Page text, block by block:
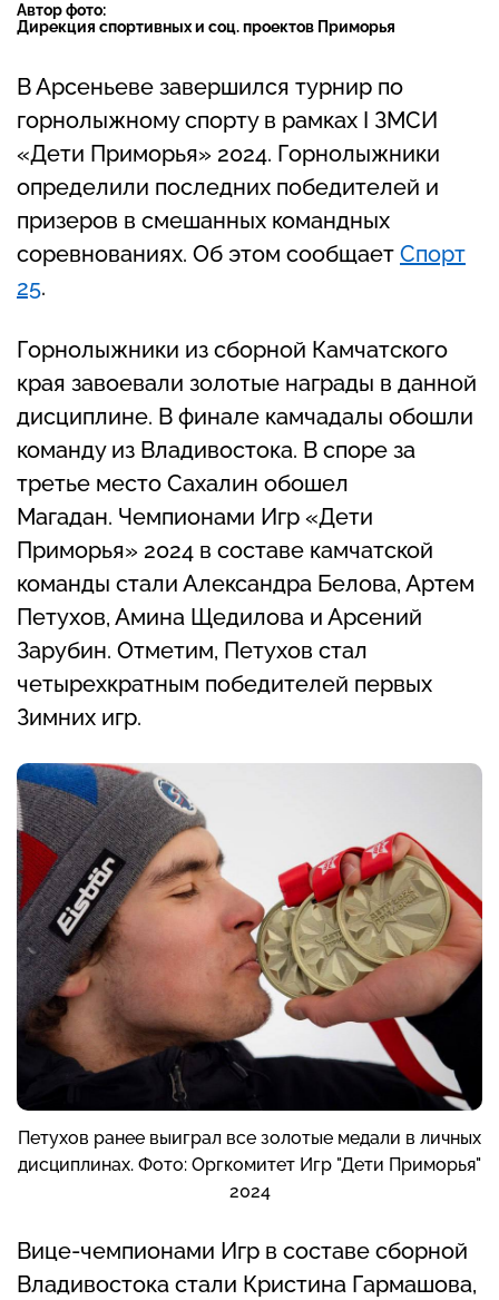
Автор фото:
Дирекция спортивных и соц. проектов Приморья
В Арсеньеве завершился турнир по
горнолыжному спорту в рамках I ЗМСИ
«Дети Приморья» 2024. Горнолыжники
определили последних победителей и
призеров в смешанных командных
соревнованиях. Об этом сообщает Спорт
25.
Горнолыжники из сборной Камчатского
края завоевали золотые награды в данной
дисциплине. В финале камчадалы обошли
команду из Владивостока. В споре за
третье место Сахалин обошел
Магадан. Чемпионами Игр «Дети
Приморья» 2024 в составе камчатской
команды стали Александра Белова, Артем
Петухов, Амина Щедилова и Арсений
Зарубин. Отметим, Петухов стал
четырехкратным победителей первых
Зимних игр.
Петухов ранее выиграл все золотые медали в личных
дисциплинах. Фото: Оргкомитет Игр "Дети Приморья"
2024
Вице-чемпионами Игр в составе сборной
Владивостока стали Кристина Гармашова,